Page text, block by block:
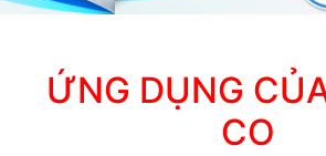
ỨNG DỤNG
CO